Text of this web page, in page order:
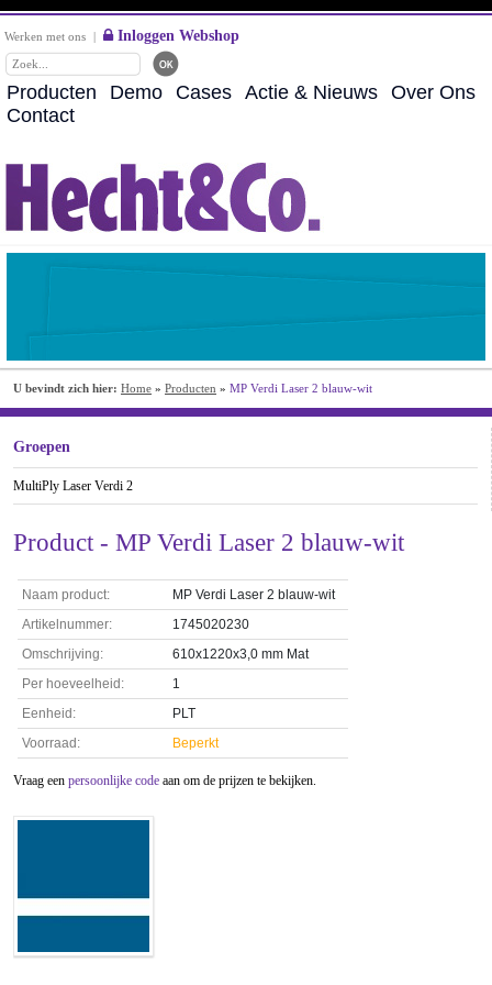
Werken met ons | Inloggen Webshop
Producten Demo Cases Actie & Nieuws Over Ons
Contact
U bevindt zich hier: Home » Producten » MP Verdi Laser 2 blauw-wit
Groepen
MultiPly Laser Verdi 2
Product - MP Verdi Laser 2 blauw-wit
Naam product:
MP Verdi Laser 2 blauw-wit
Artikelnummer:
1745020230
Omschrijving:
610x1220x3,0 mm Mat
Per hoeveelheid:
1
Eenheid:
PLT
Voorraad:
Beperkt
Vraag een persoonlijke code aan om de prijzen te bekijken.